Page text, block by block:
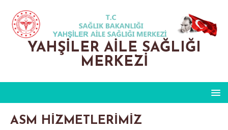
YAHŞILER AILE SAĞLIĞI
MERKEZI
ASM HİZMETLERİMİZ